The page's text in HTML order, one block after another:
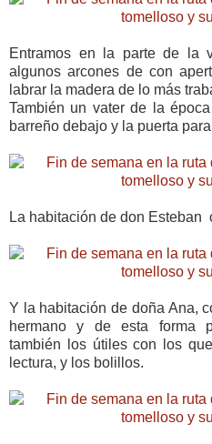
Entramos en la parte de la
algunos arcones de con
labrar la madera de lo más
También un vater de la
barreño debajo y la puerta
La habitación de don Esteban
Y la habitación de doña Ana,
hermano y de esta forma
también los útiles con los
lectura, y los bolillos.